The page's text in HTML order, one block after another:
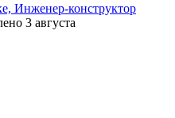
Инженер-конструктор
3 августа